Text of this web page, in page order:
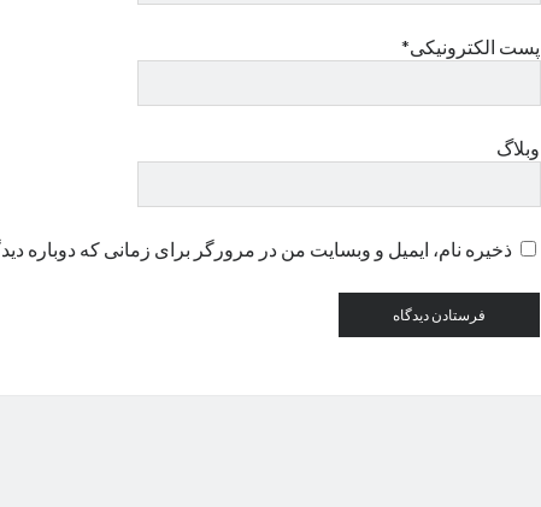
پست الکترونیکی*
وبلاگ
ذخیره نام، ایمیل و وبسایت من در مرورگر برای زمانی که دوباره